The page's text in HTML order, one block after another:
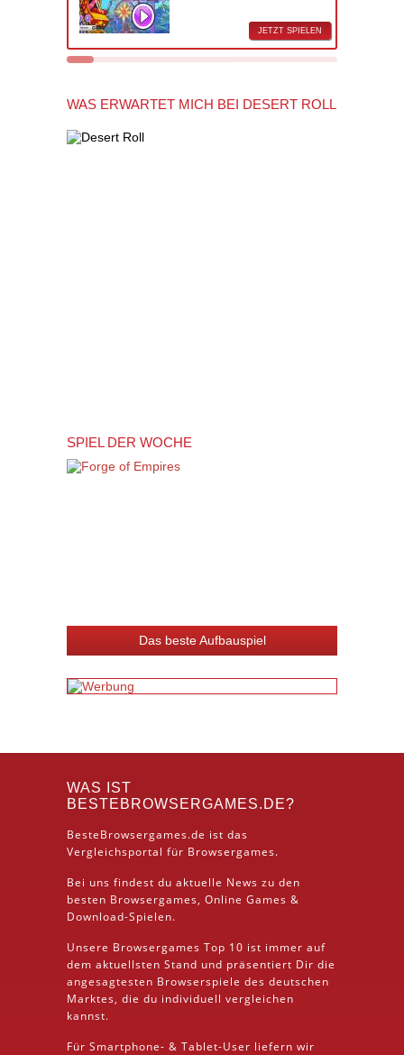
JETZT SPIELEN
WAS ERWARTET MICH BEI DESERT ROLL
SPIEL DER WOCHE
Das beste Aufbauspiel
WAS IST
BESTEBROWSERGAMES.DE?
BesteBrowsergames.de ist das
Vergleichsportal für Browsergames.
Bei uns findest du aktuelle News zu den
besten Browsergames, Online Games &
Download-Spielen.
Unsere Browsergames Top 10 ist immer auf
dem aktuellsten Stand und präsentiert Dir die
angesagtesten Browserspiele des deutschen
Marktes, die du individuell vergleichen
kannst.
Für Smartphone- & Tablet-User liefern wir